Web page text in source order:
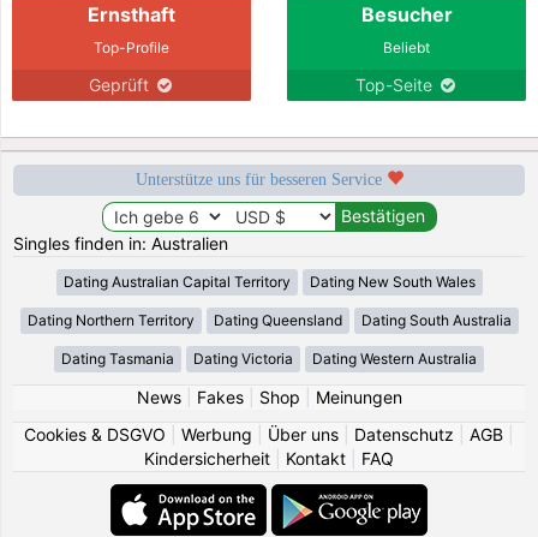
Ernsthaft
Top-Profile
Geprüft
Besucher
Beliebt
Top-Seite
Unterstütze uns für besseren Service
Singles finden in: Australien
Dating Australian Capital Territory Dating New South Wales
Dating Northern Territory Dating Queensland Dating South Australia
Dating Tasmania Dating Victoria Dating Western Australia
News| Fakes| Shop
Meinungen
Cookies & DSGVO
Werbung Über uns Datenschutz AGB
Kindersicherheit
Kontakt FAQ